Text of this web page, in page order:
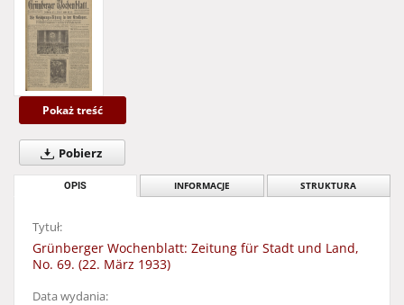
Pokaż treść
Pobierz
OPIS INFORMACJE STRUKTURA
Tytuł:
Grünberger Wochenblatt: Zeitung für Stadt und Land,
No. 69. (22. März 1933)
Data wydania: